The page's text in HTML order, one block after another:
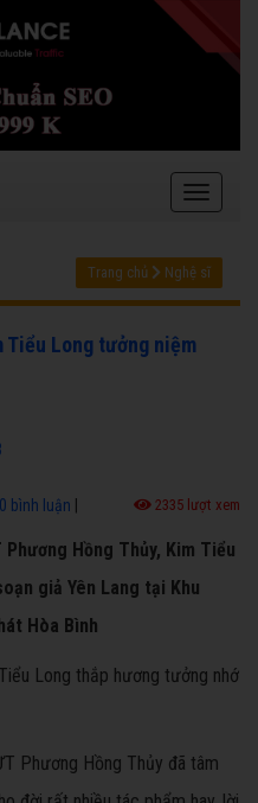
Trang chủ Nghệ sĩ
Tiểu Long tưởng niệm
0 bình luận 2335 lượt xem
Hồng Thủy, Kim Tiểu
giả Yên Lang tại Khu
Hòa Bình
Long thắp hương tưởng nhớ
Phương Hồng Thủy đã tâm